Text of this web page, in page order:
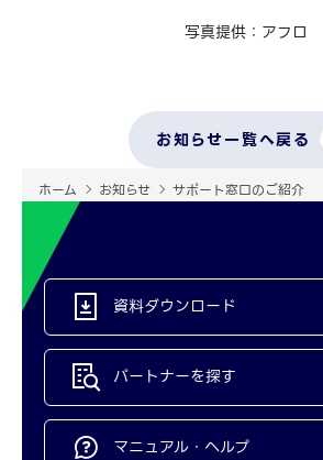
写真提供：アフロ
お知らせ一覧へ戻る
ホーム お知らせ サポート窓口のご紹介
資料ダウンロード
パートナーを探す
マニュアル・ヘルプ